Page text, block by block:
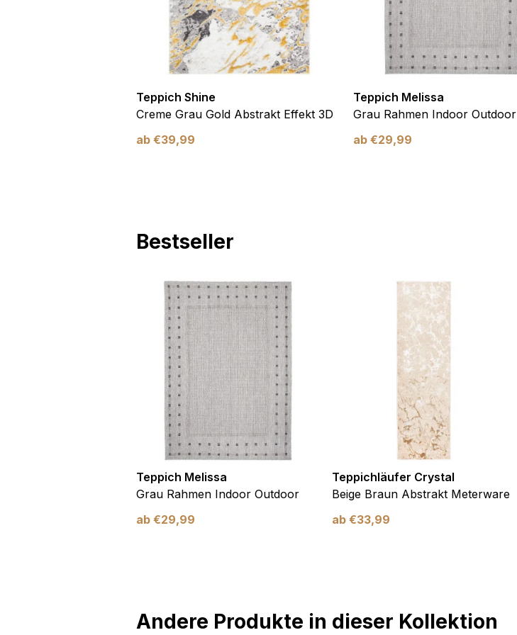
Teppich Shine
Creme Grau Gold Abstrakt Effekt 3D
ab €39,99
Teppich Melissa
Grau Rahmen Indoor Outdoor
ab €29,99
Bestseller
Teppich Melissa
Grau Rahmen Indoor Outdoor
ab €29,99
Teppichläufer Crystal
Beige Braun Abstrakt Meterware
ab €33,99
Andere Produkte in dieser Kollektion